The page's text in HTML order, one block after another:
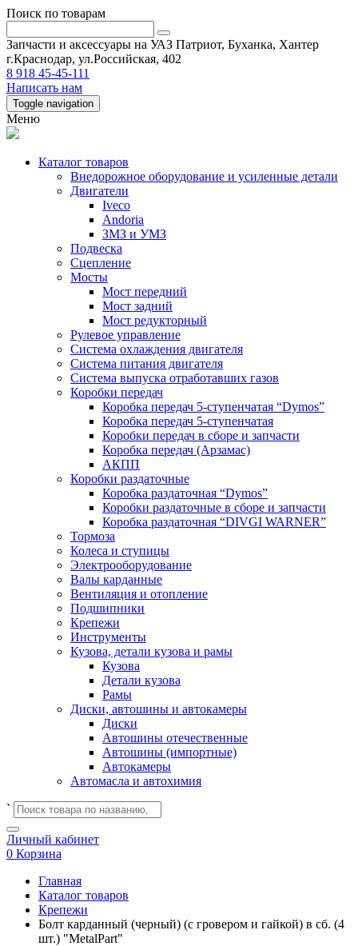
Поиск по товарам
Запчасти и аксессуары на УАЗ Патриот, Буханка, Хантер
г.Краснодар, ул.Российская, 402
8 918 45-45-111
Написать нам
Toggle navigation
Меню
Каталог товаров
Внедорожное оборудование и усиленные детали
Двигатели
Iveco
Andoria
ЗМЗ и УМЗ
Подвеска
Сцепление
Мосты
Мост передний
Мост задний
Мост редукторный
Рулевое управление
Система охлаждения двигателя
Система питания двигателя
Система выпуска отработавших газов
Коробки передач
Коробка передач 5-ступенчатая “Dymos”
Коробка передач 5-ступенчатая
Коробки передач в сборе и запчасти
Коробка передач (Арзамас)
АКПП
Коробки раздаточные
Коробка раздаточная “Dymos”
Коробки раздаточные в сборе и запчасти
Коробка раздаточная “DIVGI WARNER”
Тормоза
Колеса и ступицы
Электрооборудование
Валы карданные
Вентиляция и отопление
Подшипники
Крепежи
Инструменты
Кузова, детали кузова и рамы
Кузова
Детали кузова
Рамы
Диски, автошины и автокамеры
Диски
Автошины отечественные
Автошины (импортные)
Автокамеры
Автомасла и автохимия
`
Личный кабинет
0 Корзина
Главная
Каталог товаров
Крепежи
Болт карданный (черный) (с гровером и гайкой) в сб. (4
шт.) "MetalPart"